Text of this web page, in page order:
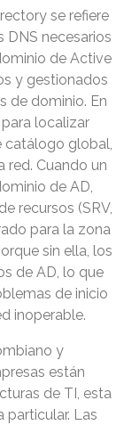
se refiere
DNS necesarios
de Active
y gestionados
de dominio. En
localizar
catálogo global,
red. Cuando un
de AD,
recursos (SRV,
para la zona
sin ella, los
de AD, lo que
de inicio
inoperable.
y
están
de TI, esta
particular. Las